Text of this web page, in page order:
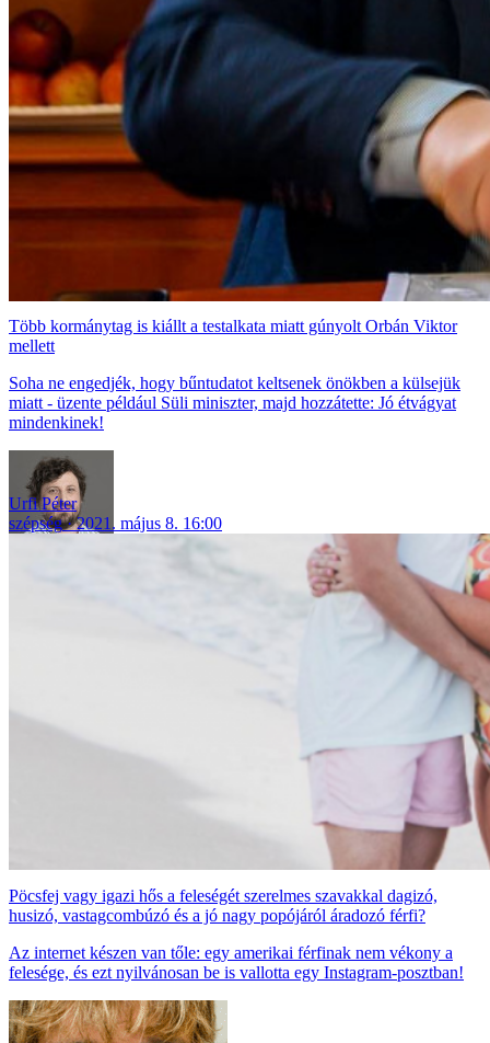
Több kormánytag is kiállt a testalkata miatt gúnyolt Orbán Viktor
mellett
Soha ne engedjék, hogy bűntudatot keltsenek önökben a külsejük
miatt - üzente például Süli miniszter, majd hozzátette: Jó étvágyat
mindenkinek!
Urfi Péter
szépség
2021. május 8. 16:00
Pöcsfej vagy igazi hős a feleségét szerelmes szavakkal dagizó,
husizó, vastagcombúzó és a jó nagy popójáról áradozó férfi?
Az internet készen van tőle: egy amerikai férfinak nem vékony a
felesége, és ezt nyilvánosan be is vallotta egy Instagram-posztban!